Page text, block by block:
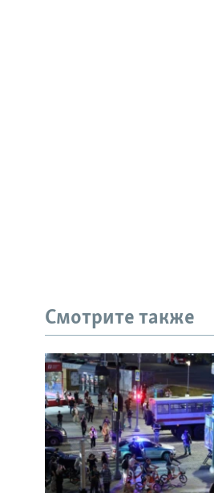
Смотрите также